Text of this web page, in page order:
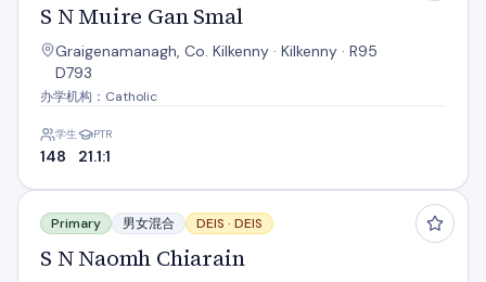
S N Muire Gan Smal
Graigenamanagh, Co. Kilkenny · Kilkenny · R95
D793
办学机构：Catholic
学生
148
PTR
21.1:1
S N Naomh Chiarain
Primary 男女混合 DEIS · DEIS
S N Naomh Chiarain